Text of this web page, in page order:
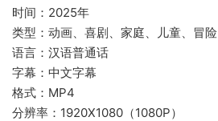
时间：2025年
类型：动画、喜剧、家庭、儿童、冒险
语言：汉语普通话
字幕：中文字幕
格式：MP4
分辨率：1920X1080（1080P）